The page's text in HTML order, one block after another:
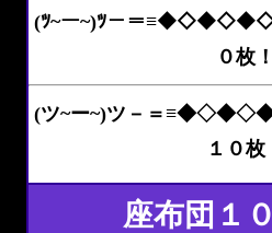
(ﾂ~ー~)ﾂ－＝
０枚！
(ツ~ー~)ツ－＝
１０枚
座布団１